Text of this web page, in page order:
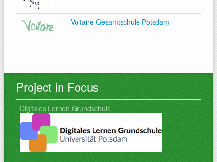
Voltaire-Gesamtschule Potsdam
Project in Focus
Digitales Lernen Grundschule